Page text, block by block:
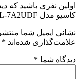
اولین نفری باشید
کاسیو مدل MTP-V300L-7A2UDF”
نشانی ایمیل شما
علامت‌گذاری شده‌اند *
دیدگاه شما *